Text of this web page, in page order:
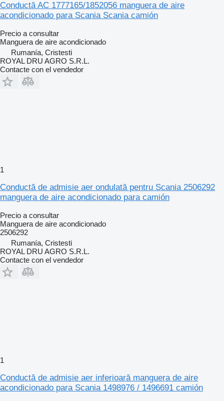
Conductă AC 1777165/1852056 manguera de aire
acondicionado para Scania Scania camión
Precio a consultar
Manguera de aire acondicionado
Rumanía, Cristesti
ROYAL DRU AGRO S.R.L.
Contacte con el vendedor
1
Conductă de admisie aer ondulată pentru Scania 2506292
manguera de aire acondicionado para camión
Precio a consultar
Manguera de aire acondicionado
2506292
Rumanía, Cristesti
ROYAL DRU AGRO S.R.L.
Contacte con el vendedor
1
Conductă de admisie aer inferioară manguera de aire
acondicionado para Scania 1498976 / 1496691 camión